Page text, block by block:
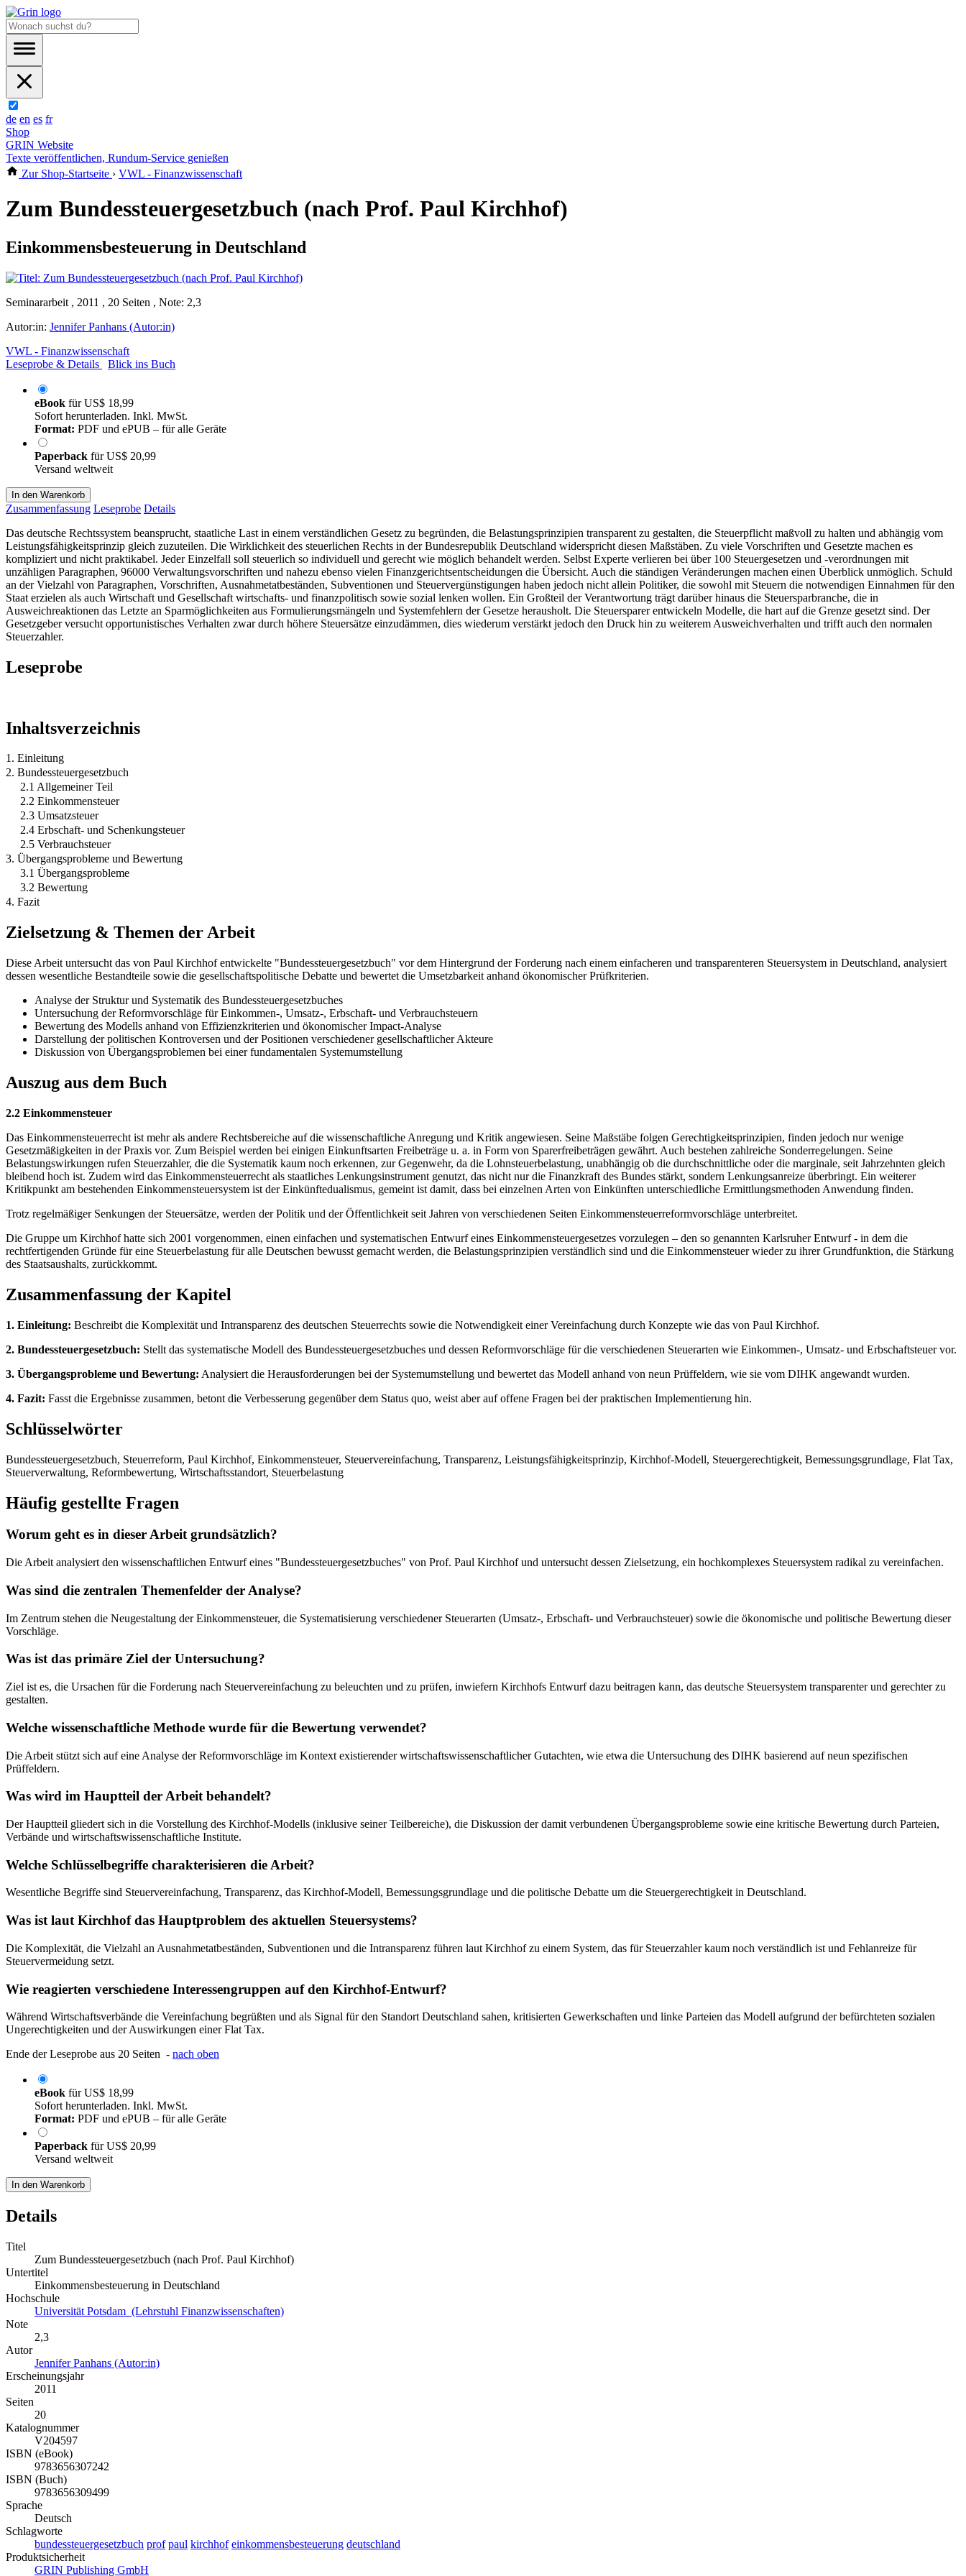
de en es fr
Shop
GRIN Website
Texte veröffentlichen, Rundum-Service genießen
Zur Shop-Startseite › VWL - Finanzwissenschaft
Zum Bundessteuergesetzbuch (nach Prof. Paul Kirchhof)
Einkommensbesteuerung in Deutschland
Seminararbeit , 2011 , 20 Seiten , Note: 2,3
Autor:in: Jennifer Panhans (Autor:in)
VWL - Finanzwissenschaft
Leseprobe & Details
Blick ins Buch
eBook fürUS$ 18,99
Sofort herunterladen. Inkl. MwSt.
Format: PDF und ePUB – für alle Geräte
Paperback fürUS$ 20,99
Versand weltweit
In den Warenkorb
Zusammenfassung Leseprobe Details
Das deutsche Rechtssystem beansprucht, staatliche Last in einem verständlichen Gesetz zu begründen, die Belastungsprinzipien transparent zu gestalten, die Steuerpflicht maßvoll zu halten und abhängig vom
Leistungsfähigkeitsprinzip gleich zuzuteilen. Die Wirklichkeit des steuerlichen Rechts in der Bundesrepublik Deutschland widerspricht diesen Maßstäben. Zu viele Vorschriften und Gesetzte machen es
kompliziert und nicht praktikabel. Jeder Einzelfall soll steuerlich so individuell und gerecht wie möglich behandelt werden. Selbst Experte verlieren bei über 100 Steuergesetzen und -verordnungen mit
unzähligen Paragraphen, 96000 Verwaltungsvorschriften und nahezu ebenso vielen Finanzgerichtsentscheidungen die Übersicht. Auch die ständigen Veränderungen machen einen Überblick unmöglich. Schuld
an der Vielzahl von Paragraphen, Vorschriften, Ausnahmetatbeständen, Subventionen und Steuervergünstigungen haben jedoch nicht allein Politiker, die sowohl mit Steuern die notwendigen Einnahmen für den
Staat erzielen als auch Wirtschaft und Gesellschaft wirtschafts- und finanzpolitisch sowie sozial lenken wollen. Ein Großteil der Verantwortung trägt darüber hinaus die Steuersparbranche, die in
Ausweichreaktionen das Letzte an Sparmöglichkeiten aus Formulierungsmängeln und Systemfehlern der Gesetze herausholt. Die Steuersparer entwickeln Modelle, die hart auf die Grenze gesetzt sind. Der
Gesetzgeber versucht opportunistisches Verhalten zwar durch höhere Steuersätze einzudämmen, dies wiederum verstärkt jedoch den Druck hin zu weiterem Ausweichverhalten und trifft auch den normalen
Steuerzahler.
Leseprobe
Inhaltsverzeichnis
1. Einleitung
2. Bundessteuergesetzbuch
2.1 Allgemeiner Teil
2.2 Einkommensteuer
2.3 Umsatzsteuer
2.4 Erbschaft- und Schenkungsteuer
2.5 Verbrauchsteuer
3. Übergangsprobleme und Bewertung
3.1 Übergangsprobleme
3.2 Bewertung
4. Fazit
Zielsetzung & Themen der Arbeit
Diese Arbeit untersucht das von Paul Kirchhof entwickelte "Bundessteuergesetzbuch" vor dem Hintergrund der Forderung nach einem einfacheren und transparenteren Steuersystem in Deutschland, analysiert
dessen wesentliche Bestandteile sowie die gesellschaftspolitische Debatte und bewertet die Umsetzbarkeit anhand ökonomischer Prüfkriterien.
Analyse der Struktur und Systematik des Bundessteuergesetzbuches
Untersuchung der Reformvorschläge für Einkommen-, Umsatz-, Erbschaft- und Verbrauchsteuern
Bewertung des Modells anhand von Effizienzkriterien und ökonomischer Impact-Analyse
Darstellung der politischen Kontroversen und der Positionen verschiedener gesellschaftlicher Akteure
Diskussion von Übergangsproblemen bei einer fundamentalen Systemumstellung
Auszug aus dem Buch
2.2 Einkommensteuer
Das Einkommensteuerrecht ist mehr als andere Rechtsbereiche auf die wissenschaftliche Anregung und Kritik angewiesen. Seine Maßstäbe folgen Gerechtigkeitsprinzipien, finden jedoch nur wenige
Gesetzmäßigkeiten in der Praxis vor. Zum Beispiel werden bei einigen Einkunftsarten Freibeträge u. a. in Form von Sparerfreibeträgen gewährt. Auch bestehen zahlreiche Sonderregelungen. Seine
Belastungswirkungen rufen Steuerzahler, die die Systematik kaum noch erkennen, zur Gegenwehr, da die Lohnsteuerbelastung, unabhängig ob die durchschnittliche oder die marginale, seit Jahrzehnten gleich
bleibend hoch ist. Zudem wird das Einkommensteuerrecht als staatliches Lenkungsinstrument genutzt, das nicht nur die Finanzkraft des Bundes stärkt, sondern Lenkungsanreize überbringt. Ein weiterer
Kritikpunkt am bestehenden Einkommensteuersystem ist der Einkünftedualismus, gemeint ist damit, dass bei einzelnen Arten von Einkünften unterschiedliche Ermittlungsmethoden Anwendung finden.
Trotz regelmäßiger Senkungen der Steuersätze, werden der Politik und der Öffentlichkeit seit Jahren von verschiedenen Seiten Einkommensteuerreformvorschläge unterbreitet.
Die Gruppe um Kirchhof hatte sich 2001 vorgenommen, einen einfachen und systematischen Entwurf eines Einkommensteuergesetzes vorzulegen – den so genannten Karlsruher Entwurf - in dem die
rechtfertigenden Gründe für eine Steuerbelastung für alle Deutschen bewusst gemacht werden, die Belastungsprinzipien verständlich sind und die Einkommensteuer wieder zu ihrer Grundfunktion, die Stärkung
des Staatsaushalts, zurückkommt.
Zusammenfassung der Kapitel
1. Einleitung: Beschreibt die Komplexität und Intransparenz des deutschen Steuerrechts sowie die Notwendigkeit einer Vereinfachung durch Konzepte wie das von Paul Kirchhof.
2. Bundessteuergesetzbuch: Stellt das systematische Modell des Bundessteuergesetzbuches und dessen Reformvorschläge für die verschiedenen Steuerarten wie Einkommen-, Umsatz- und Erbschaftsteuer vor.
3. Übergangsprobleme und Bewertung: Analysiert die Herausforderungen bei der Systemumstellung und bewertet das Modell anhand von neun Prüffeldern, wie sie vom DIHK angewandt wurden.
4. Fazit: Fasst die Ergebnisse zusammen, betont die Verbesserung gegenüber dem Status quo, weist aber auf offene Fragen bei der praktischen Implementierung hin.
Schlüsselwörter
Bundessteuergesetzbuch, Steuerreform, Paul Kirchhof, Einkommensteuer, Steuervereinfachung, Transparenz, Leistungsfähigkeitsprinzip, Kirchhof-Modell, Steuergerechtigkeit, Bemessungsgrundlage, Flat Tax,
Steuerverwaltung, Reformbewertung, Wirtschaftsstandort, Steuerbelastung
Häufig gestellte Fragen
Worum geht es in dieser Arbeit grundsätzlich?
Die Arbeit analysiert den wissenschaftlichen Entwurf eines "Bundessteuergesetzbuches" von Prof. Paul Kirchhof und untersucht dessen Zielsetzung, ein hochkomplexes Steuersystem radikal zu vereinfachen.
Was sind die zentralen Themenfelder der Analyse?
Im Zentrum stehen die Neugestaltung der Einkommensteuer, die Systematisierung verschiedener Steuerarten (Umsatz-, Erbschaft- und Verbrauchsteuer) sowie die ökonomische und politische Bewertung dieser
Vorschläge.
Was ist das primäre Ziel der Untersuchung?
Ziel ist es, die Ursachen für die Forderung nach Steuervereinfachung zu beleuchten und zu prüfen, inwiefern Kirchhofs Entwurf dazu beitragen kann, das deutsche Steuersystem transparenter und gerechter zu
gestalten.
Welche wissenschaftliche Methode wurde für die Bewertung verwendet?
Die Arbeit stützt sich auf eine Analyse der Reformvorschläge im Kontext existierender wirtschaftswissenschaftlicher Gutachten, wie etwa die Untersuchung des DIHK basierend auf neun spezifischen
Prüffeldern.
Was wird im Hauptteil der Arbeit behandelt?
Der Hauptteil gliedert sich in die Vorstellung des Kirchhof-Modells (inklusive seiner Teilbereiche), die Diskussion der damit verbundenen Übergangsprobleme sowie eine kritische Bewertung durch Parteien,
Verbände und wirtschaftswissenschaftliche Institute.
Welche Schlüsselbegriffe charakterisieren die Arbeit?
Wesentliche Begriffe sind Steuervereinfachung, Transparenz, das Kirchhof-Modell, Bemessungsgrundlage und die politische Debatte um die Steuergerechtigkeit in Deutschland.
Was ist laut Kirchhof das Hauptproblem des aktuellen Steuersystems?
Die Komplexität, die Vielzahl an Ausnahmetatbeständen, Subventionen und die Intransparenz führen laut Kirchhof zu einem System, das für Steuerzahler kaum noch verständlich ist und Fehlanreize für
Steuervermeidung setzt.
Wie reagierten verschiedene Interessengruppen auf den Kirchhof-Entwurf?
Während Wirtschaftsverbände die Vereinfachung begrüßten und als Signal für den Standort Deutschland sahen, kritisierten Gewerkschaften und linke Parteien das Modell aufgrund der befürchteten sozialen
Ungerechtigkeiten und der Auswirkungen einer Flat Tax.
Ende der Leseprobe aus 20 Seiten - nach oben
eBook fürUS$ 18,99
Sofort herunterladen. Inkl. MwSt.
Format: PDF und ePUB – für alle Geräte
Paperback fürUS$ 20,99
Versand weltweit
In den Warenkorb
Details
Titel
Zum Bundessteuergesetzbuch (nach Prof. Paul Kirchhof)
Untertitel
Einkommensbesteuerung in Deutschland
Hochschule
Universität Potsdam (Lehrstuhl Finanzwissenschaften)
Note
2,3
Autor
Jennifer Panhans (Autor:in)
Erscheinungsjahr
2011
Seiten
20
Katalognummer
V204597
ISBN (eBook)
9783656307242
ISBN (Buch)
9783656309499
Sprache
Deutsch
Schlagworte
bundessteuergesetzbuch prof paul kirchhof einkommensbesteuerung deutschland
Produktsicherheit
GRIN Publishing GmbH